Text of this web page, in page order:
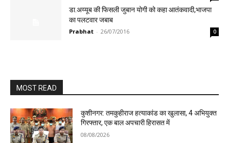
डा.अय्यूब की फिसली जुबान योगी को कहा आतंकवादी,भाजपा
का पलटवार जबाब
Prabhat - 26/07/2016 0
MOST READ
कुशीनगर: तमकुहीराज हत्याकांड का खुलासा, 4 अभियुक्त
गिरफ्तार, एक बाल अपचारी हिरासत में
08/08/2026